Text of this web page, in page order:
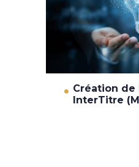
Création de
InterTitre